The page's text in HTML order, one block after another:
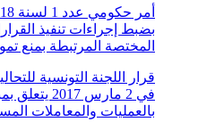
بضبط إجراءات تنفيذ
المختصة المرتبطة بمنع
في 2 مارس
بالعمليات والمعاملات